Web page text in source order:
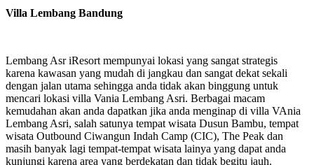
Villa Lembang Bandung
Lembang Asr iResort mempunyai lokasi yang sangat strategis
karena kawasan yang mudah di jangkau dan sangat dekat sekali
dengan jalan utama sehingga anda tidak akan binggung untuk
mencari lokasi villa Vania Lembang Asri. Berbagai macam
kemudahan akan anda dapatkan jika anda menginap di villa VAnia
Lembang Asri, salah satunya tempat wisata Dusun Bambu, tempat
wisata Outbound Ciwangun Indah Camp (CIC), The Peak dan
masih banyak lagi tempat-tempat wisata lainya yang dapat anda
kunjungi karena area yang berdekatan dan tidak begitu jauh.